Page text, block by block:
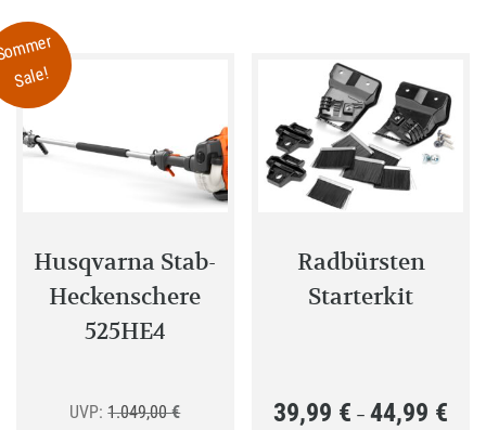
Sale!
Husqvarna Stab-
Heckenschere
525HE4
UVP: 1.049,00€Ursprünglicher
Radbürsten
Starterkit
39,99 € –44,99 €